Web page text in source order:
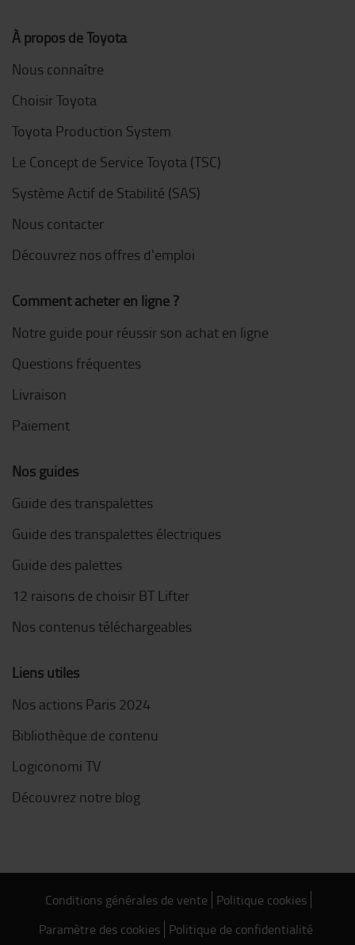
À propos de Toyota
Nous connaître
Choisir Toyota
Toyota Production System
Le Concept de Service Toyota (TSC)
Système Actif de Stabilité (SAS)
Nous contacter
Découvrez nos offres d'emploi
Comment acheter en ligne ?
Notre guide pour réussir son achat en ligne
Questions fréquentes
Livraison
Paiement
Nos guides
Guide des transpalettes
Guide des transpalettes électriques
Guide des palettes
12 raisons de choisir BT Lifter
Nos contenus téléchargeables
Liens utiles
Nos actions Paris 2024
Bibliothèque de contenu
Logiconomi TV
Découvrez notre blog
Conditions générales de vente Politique cookies
Paramètre des cookies Politique de confidentialité